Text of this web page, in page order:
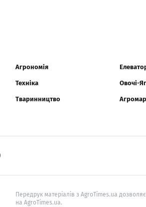
Агрономія
Техніка
Тваринництво
Овочі-
Передрук матеріалів з AgroTimes.ua
на AgroTimes.ua.